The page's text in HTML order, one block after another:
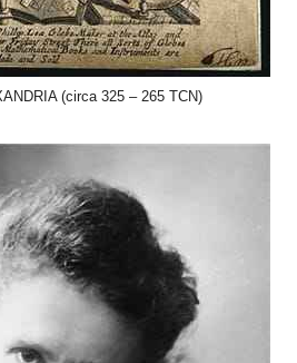
(circa 325 – 265 TCN)